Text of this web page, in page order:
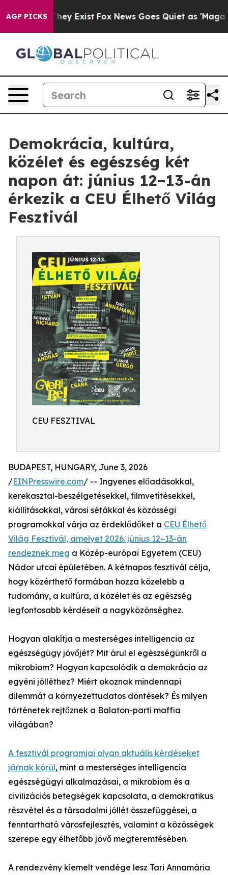
AGP PICKS
They Exist Fox News Goes Quiet as 'Maga
Demokrácia, kultúra,
közélet és egészség két
napon át: június 12–13-án
érkezik a CEU Élhető Világ
Fesztivál
CEU FESZTIVAL
BUDAPEST, HUNGARY, June 3, 2026
/EINPresswire.com/ -- Ingyenes előadásokkal,
kerekasztal-beszélgetésekkel, filmvetítésekkel,
kiállításokkal, városi sétákkal és közösségi
programokkal várja az érdeklődőket a CEU Élhető
Világ Fesztivál, amelyet 2026. június 12–13-án
rendeznek meg a Közép-európai Egyetem (CEU)
Nádor utcai épületében. A kétnapos fesztivál célja,
hogy közérthető formában hozza közelebb a
tudomány, a kultúra, a közélet és az egészség
legfontosabb kérdéseit a nagyközönséghez.
Hogyan alakítja a mesterséges intelligencia az
egészségügy jövőjét? Mit árul el egészségünkről a
mikrobiom? Hogyan kapcsolódik a demokrácia az
egyéni jólléthez? Miért okoznak mindennapi
dilemmát a környezettudatos döntések? És milyen
történetek rejtőznek a Balaton-parti maffia
világában?
A fesztivál programjai olyan aktuális kérdéseket
járnak körül, mint a mesterséges intelligencia
egészségügyi alkalmazásai, a mikrobiom és a
civilizációs betegségek kapcsolata, a demokratikus
részvétel és a társadalmi jóllét összefüggései, a
fenntartható városfejlesztés, valamint a közösségek
szerepe egy élhetőbb jövő megteremtésében.
A rendezvény kiemelt vendége lesz Tari Annamária